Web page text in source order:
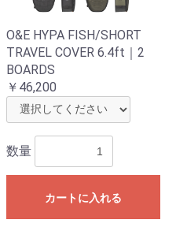
O&E HYPA FISH/SHORT
TRAVEL COVER 6.4ft｜2
BOARDS
￥46,200
数量
カートに入れる
カートへ進む